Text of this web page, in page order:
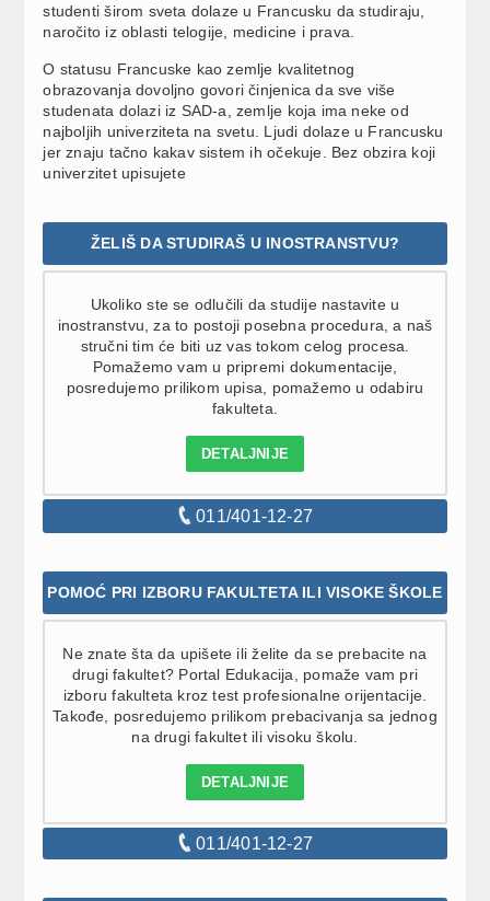
studenti širom sveta dolaze u Francusku da studiraju,
naročito iz oblasti telogije, medicine i prava.
O statusu Francuske kao zemlje kvalitetnog
obrazovanja dovoljno govori činjenica da sve više
studenata dolazi iz SAD-a, zemlje koja ima neke od
najboljih univerziteta na svetu. Ljudi dolaze u Francusku
jer znaju tačno kakav sistem ih očekuje. Bez obzira koji
univerzitet upisujete
ŽELIŠ DA STUDIRAŠ U INOSTRANSTVU?
Ukoliko ste se odlučili da studije nastavite u
inostranstvu, za to postoji posebna procedura, a naš
stručni tim će biti uz vas tokom celog procesa.
Pomažemo vam u pripremi dokumentacije,
posredujemo prilikom upisa, pomažemo u odabiru
fakulteta.
DETALJNIJE
011/401-12-27
POMOĆ PRI IZBORU FAKULTETA ILI VISOKE ŠKOLE
Ne znate šta da upišete ili želite da se prebacite na
drugi fakultet? Portal Edukacija, pomaže vam pri
izboru fakulteta kroz test profesionalne orijentacije.
Takođe, posredujemo prilikom prebacivanja sa jednog
na drugi fakultet ili visoku školu.
DETALJNIJE
011/401-12-27